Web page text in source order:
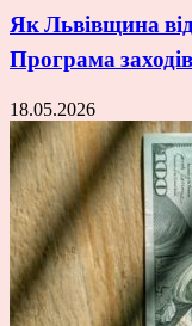
Як Львівщина
Програма заходів
18.05.2026